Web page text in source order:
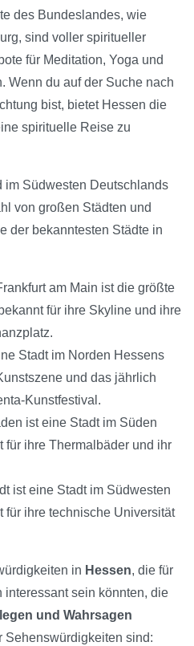
des Bundeslandes, wie
sind voller spiritueller
für Meditation, Yoga und
Wenn du auf der Suche nach
bist, bietet Hessen die
spirituelle Reise zu
im Südwesten Deutschlands
von großen Städten und
der bekanntesten Städte in
am Main ist die größte
für ihre Skyline und ihre
Stadt im Norden Hessens
und das jährlich
Kunstfestival.
ist eine Stadt im Süden
für ihre Thermalbäder und ihr
ist eine Stadt im Südwesten
für ihre technische Universität
in Hessen, die für
interessant sein könnten, die
und Wahrsagen
Sehenswürdigkeiten sind: